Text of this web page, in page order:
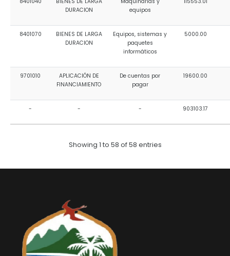
DURACION
equipos
8401070
BIENES DE LARGA
DURACION
Equipos, sistemas y
paquetes
informáticos
5000.00
9701010
APLICACIÓN DE
FINANCIAMIENTO
De cuentas por
pagar
19600.00
- - - 903103.17
Showing 1 to 58 of 58 entries